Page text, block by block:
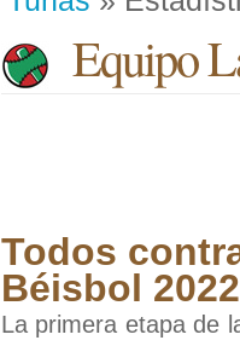
Equipo
Todos
Béisbol 2022
La primera etapa de